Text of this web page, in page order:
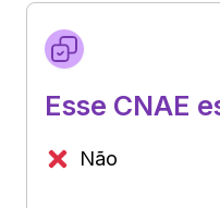
Esse CNAE
Não